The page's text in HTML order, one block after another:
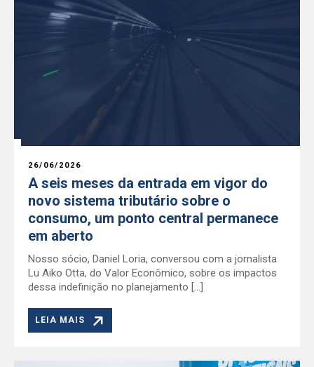
26/06/2026
A seis meses da entrada em vigor do
novo sistema tributário sobre o
consumo, um ponto central permanece
em aberto
Nosso sócio, Daniel Loria, conversou com a jornalista
Lu Aiko Otta, do Valor Econômico, sobre os impactos
dessa indefinição no planejamento […]
LEIA MAIS